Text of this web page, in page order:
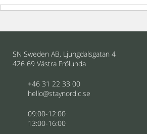
SN Sweden AB, Ljungdalsgatan 4
426 69 Västra Frölunda
+46 31 22 33 00
hello@staynordic.se
09:00-12:00
13:00-16:00